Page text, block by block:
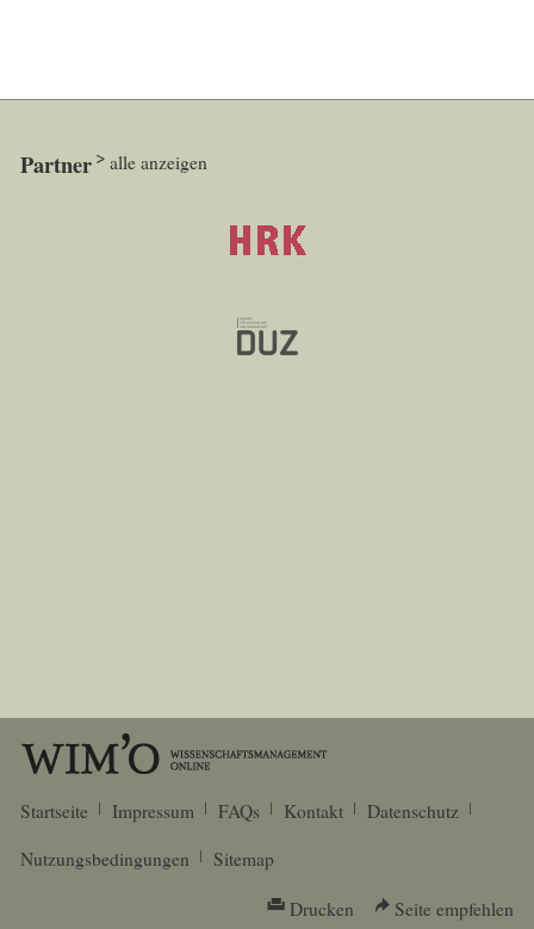
Partner alle anzeigen
Startseite Impressum FAQs Kontakt
Datenschutz
Nutzungsbedingungen
Sitemap
Drucken Seite empfehlen